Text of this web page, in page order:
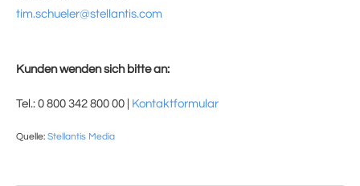
tim.schueler@stellantis.com
Kunden wenden sich bitte an:
Tel.: 0 800 342 800 00 | Kontaktformular
Quelle: Stellantis Media